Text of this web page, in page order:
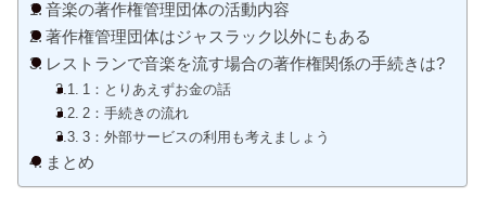
音楽の著作権管理団体の活動内容
著作権管理団体はジャスラック以外にもある
レストランで音楽を流す場合の著作権関係の手続きは?
1：とりあえずお金の話
2：手続きの流れ
3：外部サービスの利用も考えましょう
まとめ